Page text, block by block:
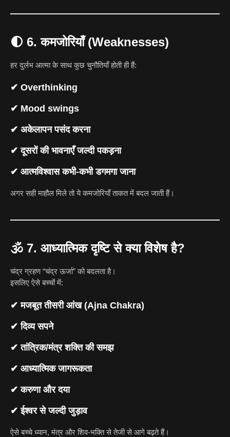
🌓 6. कमजोरियाँ (Weaknesses)
हर दुर्लभ आत्मा के साथ कुछ चुनौतियाँ होती ही हैं:
✔ Overthinking
✔ Mood swings
✔ अकेलापन पसंद करना
✔ दूसरों की भावनाएँ जल्दी पकड़ना
✔ आत्मविश्वास कभी-कभी डगमगा जाना
अगर सही माहौल मिले तो ये कमजोरियाँ ताकत में बदल जाती हैं।
🕉️ 7. आध्यात्मिक दृष्टि से क्या विशेष है?
चंद्र ग्रहण “चंद्र ऊर्जा” को बदलता है।
इसलिए ऐसे बच्चों में:
✔ मजबूत तीसरी आंख (Ajna Chakra)
✔ दिव्य सपने
✔ तांत्रिक/मंत्र शक्ति की समझ
✔ आध्यात्मिक जागरूकता
✔ करुणा और दया
✔ ईश्वर से जल्दी जुड़ाव
ऐसे बच्चे ध्यान, मंत्र और शिव-भक्ति से तेजी से आगे बढ़ते हैं।